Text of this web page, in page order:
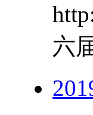
六